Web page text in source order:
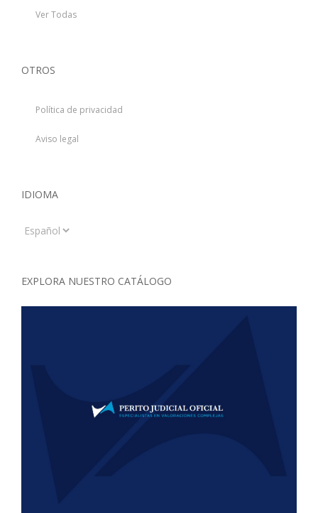
Ver Todas
OTROS
Política de privacidad
Aviso legal
IDIOMA
Idioma
EXPLORA NUESTRO CATÁLOGO